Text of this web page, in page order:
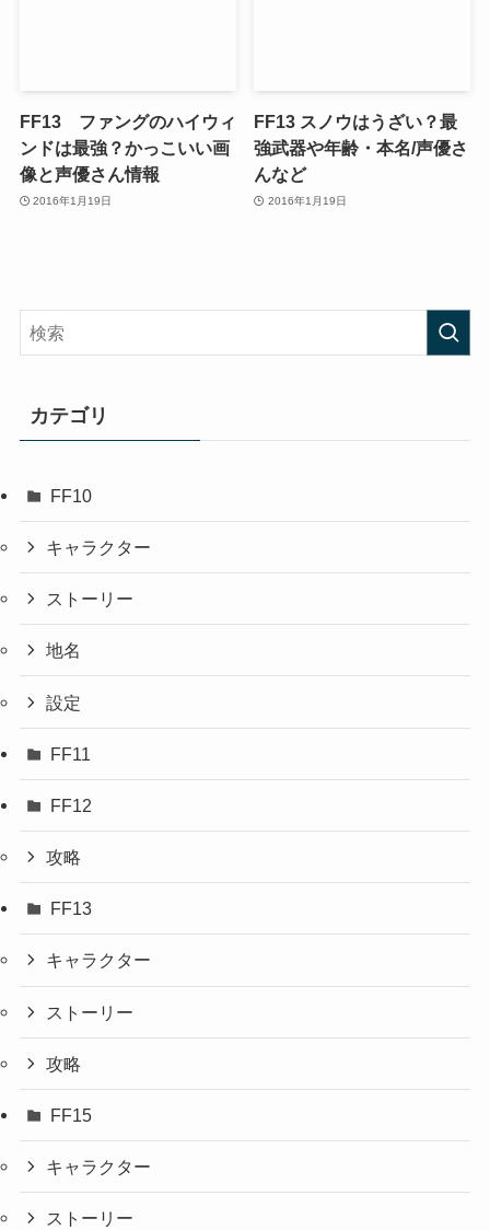
FF13 ファングのハイウィ
ンドは最強？かっこいい画
像と声優さん情報
2016年1月19日
FF13 スノウはうざい？最
強武器や年齢・本名/声優さ
んなど
2016年1月19日
カテゴリ
FF10
キャラクター
ストーリー
地名
設定
FF11
FF12
攻略
FF13
キャラクター
ストーリー
攻略
FF15
キャラクター
ストーリー